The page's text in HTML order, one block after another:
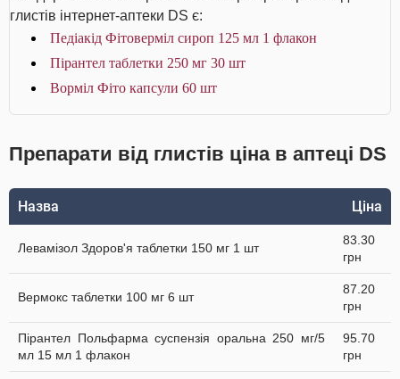
глистів інтернет-аптеки DS є:
Педіакід Фітоверміл сироп 125 мл 1 флакон
Пірантел таблетки 250 мг 30 шт
Ворміл Фіто капсули 60 шт
Препарати від глистів ціна в аптеці DS
Назва Ціна
Левамізол Здоров'я таблетки 150 мг 1 шт
83.30
грн
Вермокс таблетки 100 мг 6 шт
87.20
грн
Пірантел Польфарма суспензія оральна 250 мг/5
мл 15 мл 1 флакон
95.70
грн